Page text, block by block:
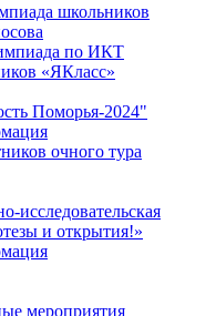
школьников
по ИКТ
«ЯКласс»
Поморья-2024"
очного тура
исследовательская
и открытия!»
мероприятия